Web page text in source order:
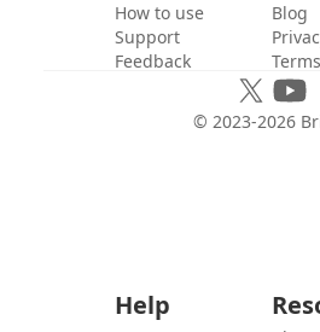
How to use
Support
Feedback
Blog
© 2023-2026
Help